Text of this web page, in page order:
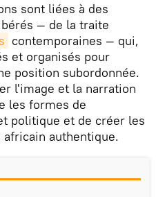
sont liées à des
— de la traite
contemporaines — qui,
et organisés pour
position subordonnée.
l'image et la narration
les formes de
politique et de créer les
authentique.